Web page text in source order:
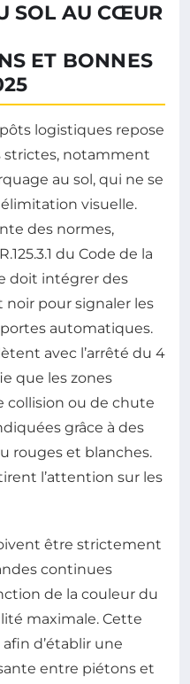
SOL AU CŒUR
ET BONNES
logistiques repose
strictes, notamment
au sol, qui ne se
visuelle.
des normes,
du Code de la
doit intégrer des
noir pour signaler les
automatiques.
avec l’arrêté du 4
que les zones
collision ou de chute
grâce à des
rouges et blanches.
l’attention sur les
être strictement
continues
de la couleur du
maximale. Cette
d’établir une
entre piétons et